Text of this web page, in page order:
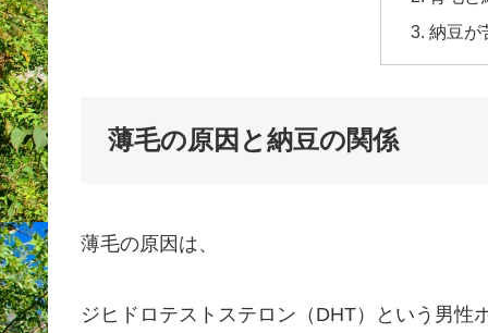
納豆が
薄毛の原因と納豆の関係
薄毛の原因は、
ジヒドロテストステロン（DHT）という男性